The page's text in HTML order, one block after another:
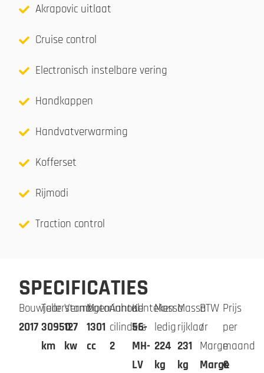
Akrapovic uitlaat
Cruise control
Electronisch instelbare vering
Handkappen
Handvatverwarming
Kofferset
Rijmodi
Traction control
SPECIFICATIES
Bouwjaar
2017
Tellerstand
30950
km
Vermogen
127
kw
Motorinhoud
1301
cc
Aantal
cilinders
2
Kenteken
56-
MH-
LV
Massa
ledig
224
kg
Massa
rijklaar
231
kg
BTW
/
Marge
Marge
Prijs
per
maand
€